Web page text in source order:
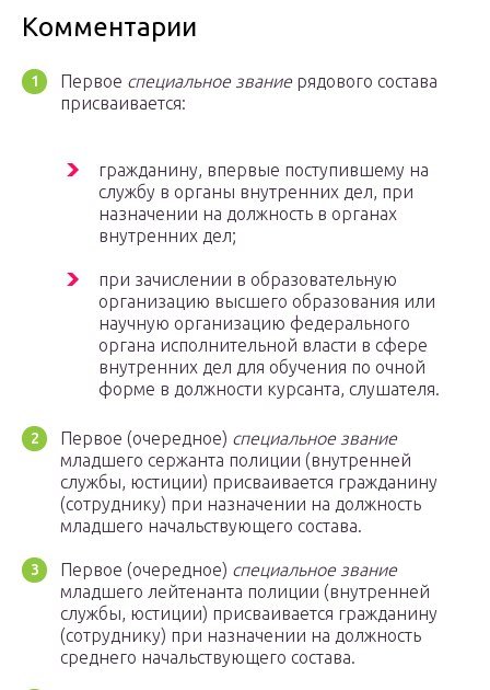
Комментарии
Первое специальное званиерядового состава
присваивается:
гражданину, впервые поступившему на
службу в органы внутренних дел, при
назначении на должность в органах
внутренних дел;
при зачислении в образовательную
организацию высшего образования или
научную организацию федерального
органа исполнительной власти в сфере
внутренних дел для обучения по очной
форме в должности курсанта, слушателя.
Первое (очередное) специальное звание
младшего сержанта полиции (внутренней
службы, юстиции) присваивается гражданину
(сотруднику) при назначении на должность
младшего начальствующего состава.
Первое (очередное) специальное звание
младшего лейтенанта полиции (внутренней
службы, юстиции) присваивается гражданину
(сотруднику) при назначении на должность
среднего начальствующего состава.